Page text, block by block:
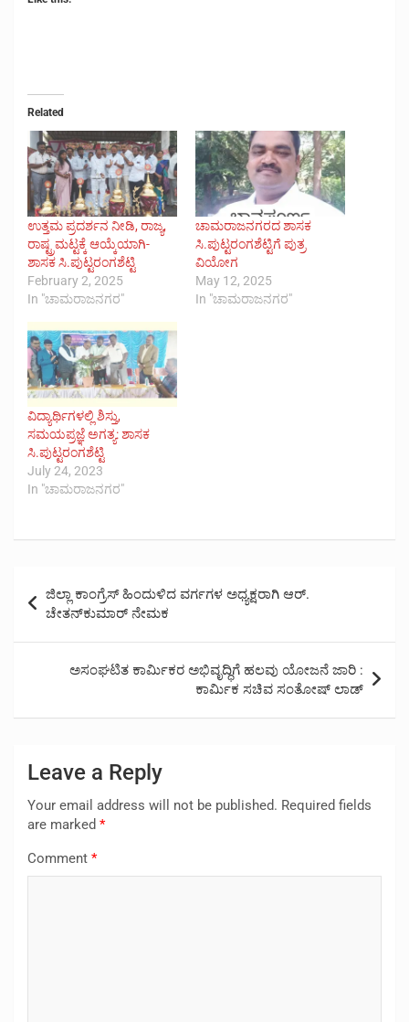
Related
ಉತ್ತಮ ಪ್ರದರ್ಶನ ನೀಡಿ, ರಾಜ್ಯ,
ರಾಷ್ಟ್ರಮಟ್ಟಕ್ಕೆ ಆಯ್ಕೆಯಾಗಿ-
ಶಾಸಕ ಸಿ.ಪುಟ್ಟರಂಗಶೆಟ್ಟಿ
February 2, 2025
In "ಚಾಮರಾಜನಗರ"
ಚಾಮರಾಜನಗರದ ಶಾಸಕ
ಸಿ.ಪುಟ್ಟರಂಗಶೆಟ್ಟಿಗೆ ಪುತ್ರ
ವಿಯೋಗ
May 12, 2025
In "ಚಾಮರಾಜನಗರ"
ವಿದ್ಯಾರ್ಥಿಗಳಲ್ಲಿ ಶಿಸ್ತು,
ಸಮಯಪ್ರಜ್ಞೆ ಅಗತ್ಯ: ಶಾಸಕ
ಸಿ.ಪುಟ್ಟರಂಗಶೆಟ್ಟಿ
July 24, 2023
In "ಚಾಮರಾಜನಗರ"
navigation
ಜಿಲ್ಲಾ ಕಾಂಗ್ರೆಸ್ ಹಿಂದುಳಿದ ವರ್ಗಗಳ ಅಧ್ಯಕ್ಷರಾಗಿ ಆರ್.
ಚೇತನ್‌ಕುಮಾರ್ ನೇಮಕ
ಅಸಂಘಟಿತ ಕಾರ್ಮಿಕರ ಅಭಿವೃದ್ಧಿಗೆ ಹಲವು ಯೋಜನೆ ಜಾರಿ :
ಕಾರ್ಮಿಕ ಸಚಿವ ಸಂತೋಷ್ ಲಾಡ್
Leave a Reply
Your email address will not be published. Required fields
are marked *
Comment *